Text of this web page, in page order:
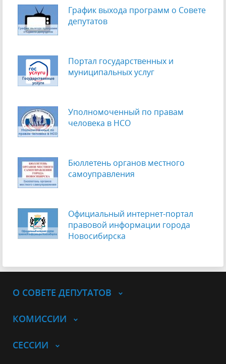
График выхода программ о Cовете
депутатов
Портал государственных и
муниципальных услуг
Уполномоченный по правам
человека в НСО
Бюллетень органов местного
самоуправления
Официальный интернет-портал
правовой информации города
Новосибирска
О СОВЕТЕ ДЕПУТАТОВ
КОМИССИИ
СЕССИИ